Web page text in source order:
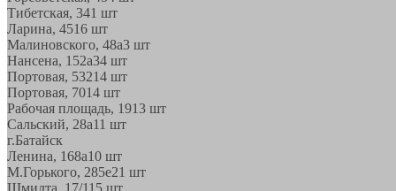
Тибетская, 341 шт
Ларина, 4516 шт
Малиновского, 48а3 шт
Нансена, 152а34 шт
Портовая, 53214 шт
Портовая, 7014 шт
Рабочая площадь, 1913 шт
Сальский, 28a11 шт
г.Батайск
Ленина, 168а10 шт
М.Горького, 285е21 шт
Шмидта, 17/115 шт